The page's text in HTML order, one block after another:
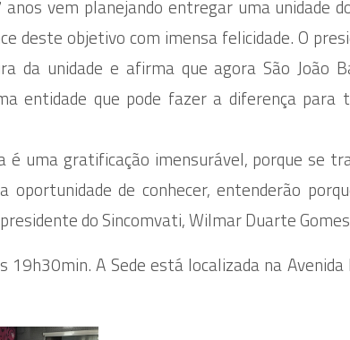
vem planejando entregar uma unidade
deste objetivo com imensa felicidade. O
da unidade e afirma que agora São João
entidade que pode fazer a diferença para
é uma gratificação imensurável, porque se
de conhecer, entenderão
do Sincomvati, Wilmar Duarte
A Sede está localizada na Avenida